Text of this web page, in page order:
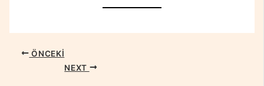
ÖNCEKI
NEXT